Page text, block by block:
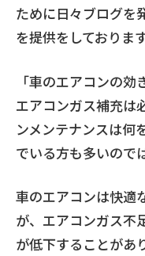
ために日々ブログを
を提供をしておりま
「車のエアコンの
エアコンガス補充は
ンメンテナンスは何
でいる方も多いので
車のエアコンは快適
が、エアコンガス不
が低下することがあ